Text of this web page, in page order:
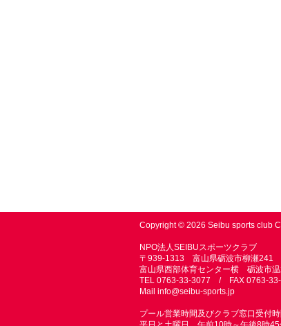
Copyright © 2026 Seibu sports club
NPO法人SEIBUスポーツクラブ
〒939-1313 富山県砺波市柳瀬241
富山県西部体育センター横 砺波市温
TEL 0763-33-3077 / FAX 0763-
Mail info@seibu-sports.jp
プール営業時間及びクラブ窓口受付